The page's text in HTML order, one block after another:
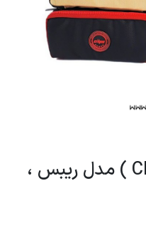
جامدادی کلیپس ( Clips ) مدل ریبس ،